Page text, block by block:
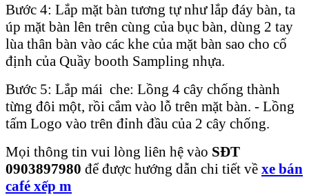
Bước 4: Lắp mặt bàn tương tự như lắp đáy bàn, ta
úp mặt bàn lên trên cùng của bục bàn, dùng 2 tay
lùa thân bàn vào các khe của mặt bàn sao cho cố
định của Quầy booth Sampling nhựa.
Bước 5: Lắp mái che: Lồng 4 cây chống thành
từng đôi một, rồi cắm vào lỗ trên mặt bàn. - Lồng
tấm Logo vào trên đỉnh đầu của 2 cây chống.
Mọi thông tin vui lòng liên hệ vào SĐT
0903897980 để được hướng dẫn chi tiết về xe bán
café xếp m